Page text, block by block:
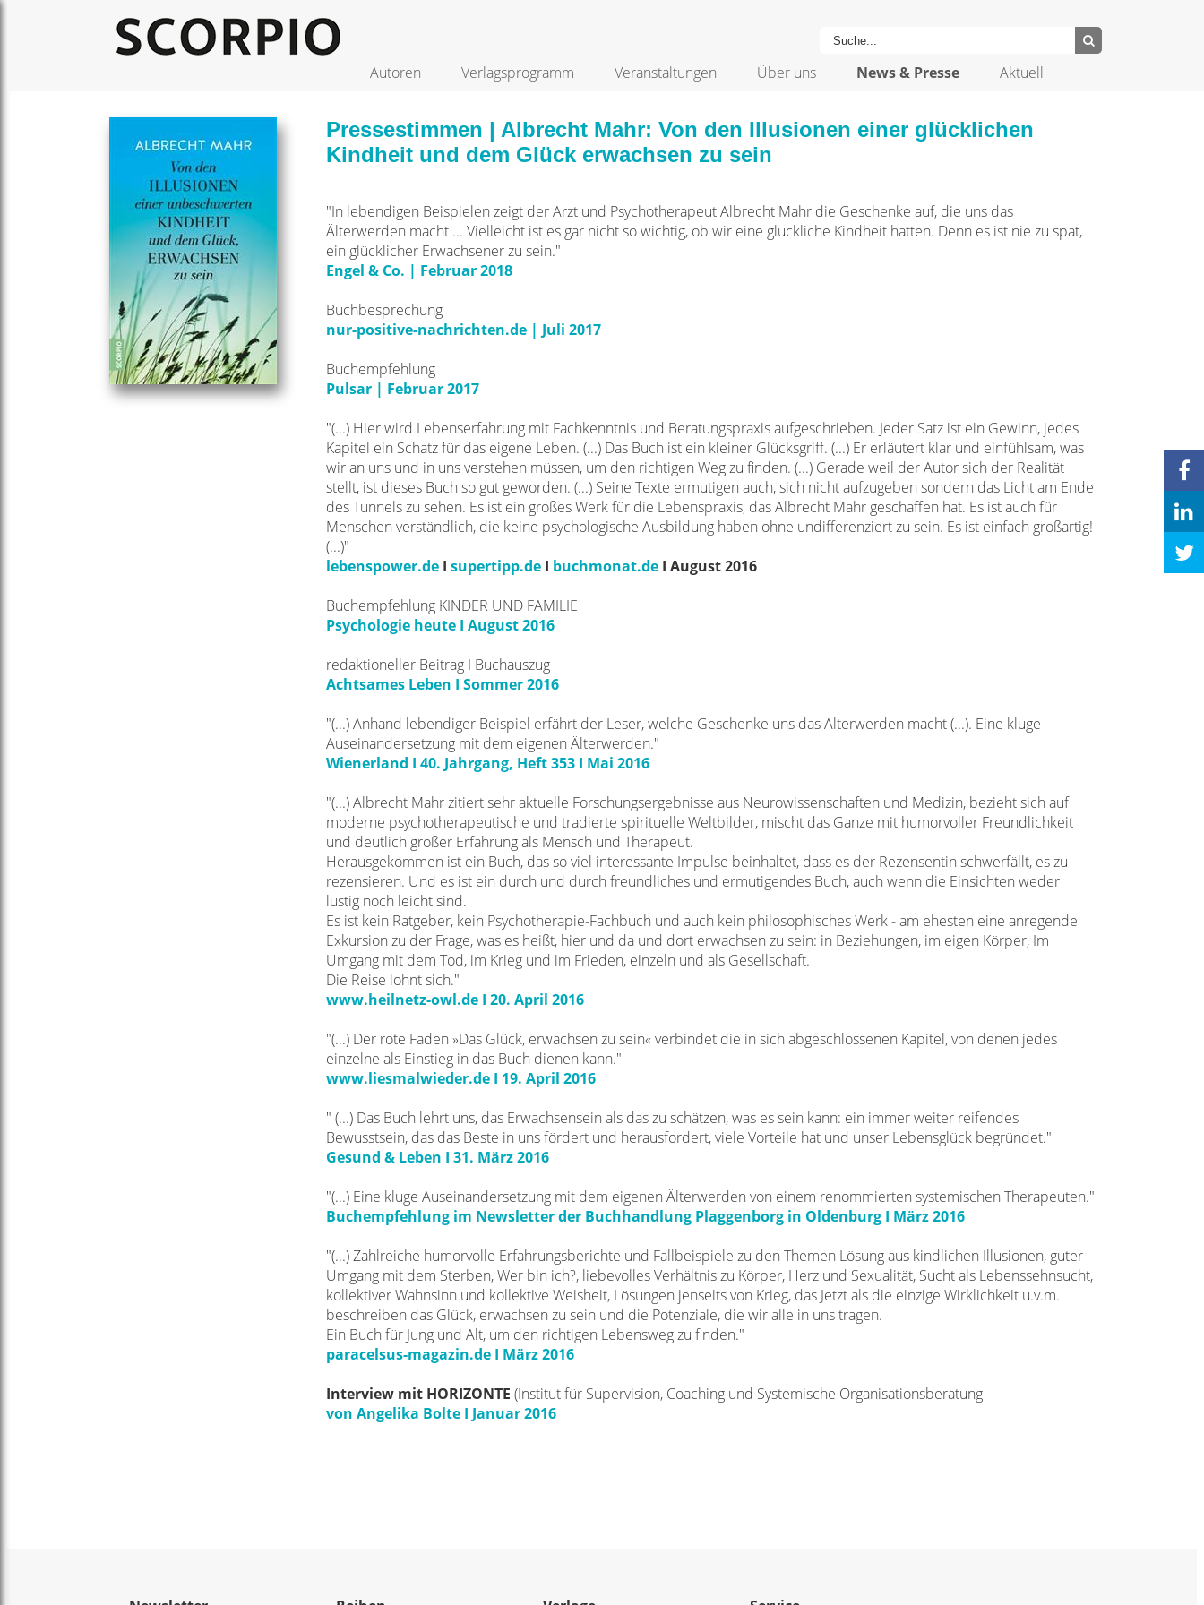
Autoren Verlagsprogramm Veranstaltungen Über uns News & Presse Aktuell
Pressestimmen | Albrecht Mahr: Von den Illusionen einer glücklichen
Kindheit und dem Glück erwachsen zu sein
"In lebendigen Beispielen zeigt der Arzt und Psychotherapeut Albrecht Mahr die Geschenke auf, die uns das
Älterwerden macht ... Vielleicht ist es gar nicht so wichtig, ob wir eine glückliche Kindheit hatten. Denn es ist nie zu spät,
ein glücklicher Erwachsener zu sein."
Engel & Co. | Februar 2018
Buchbesprechung
nur-positive-nachrichten.de | Juli 2017
Buchempfehlung
Pulsar | Februar 2017
"(...) Hier wird Lebenserfahrung mit Fachkenntnis und Beratungspraxis aufgeschrieben. Jeder Satz ist ein Gewinn, jedes
Kapitel ein Schatz für das eigene Leben. (...) Das Buch ist ein kleiner Glücksgriff. (...) Er erläutert klar und einfühlsam, was
wir an uns und in uns verstehen müssen, um den richtigen Weg zu finden. (...) Gerade weil der Autor sich der Realität
stellt, ist dieses Buch so gut geworden. (...) Seine Texte ermutigen auch, sich nicht aufzugeben sondern das Licht am Ende
des Tunnels zu sehen. Es ist ein großes Werk für die Lebenspraxis, das Albrecht Mahr geschaffen hat. Es ist auch für
Menschen verständlich, die keine psychologische Ausbildung haben ohne undifferenziert zu sein. Es ist einfach großartig!
(...)"
lebenspower.de I supertipp.de I buchmonat.de I August 2016
Buchempfehlung KINDER UND FAMILIE
Psychologie heute I August 2016
redaktioneller Beitrag I Buchauszug
Achtsames Leben I Sommer 2016
"(...) Anhand lebendiger Beispiel erfährt der Leser, welche Geschenke uns das Älterwerden macht (...). Eine kluge
Auseinandersetzung mit dem eigenen Älterwerden."
Wienerland I 40. Jahrgang, Heft 353 I Mai 2016
"(...)Albrecht Mahr zitiert sehr aktuelle Forschungsergebnisse aus Neurowissenschaften und Medizin, bezieht sich auf
moderne psychotherapeutische und tradierte spirituelle Weltbilder, mischt das Ganze mit humorvoller Freundlichkeit
und deutlich großer Erfahrung als Mensch und Therapeut.
Herausgekommen ist ein Buch, das so viel interessante Impulse beinhaltet, dass es der Rezensentin schwerfällt, es zu
rezensieren. Und es ist ein durch und durch freundliches und ermutigendes Buch, auch wenn die Einsichten weder
lustig noch leicht sind.
Es ist kein Ratgeber, kein Psychotherapie-Fachbuch und auch kein philosophisches Werk - am ehesten eine anregende
Exkursion zu der Frage, was es heißt, hier und da und dort erwachsen zu sein: in Beziehungen, im eigen Körper, Im
Umgang mit dem Tod, im Krieg und im Frieden, einzeln und als Gesellschaft.
Die Reise lohnt sich."
www.heilnetz-owl.de I 20. April 2016
"(...) Der rote Faden »Das Glück, erwachsen zu sein« verbindet die in sich abgeschlossenen Kapitel, von denen jedes
einzelne als Einstieg in das Buch dienen kann."
www.liesmalwieder.de I 19. April 2016
" (...) Das Buch lehrt uns, das Erwachsensein als das zu schätzen, was es sein kann: ein immer weiter reifendes
Bewusstsein, das das Beste in uns fördert und herausfordert, viele Vorteile hat und unser Lebensglück begründet."
Gesund & Leben I 31. März 2016
"(...) Eine kluge Auseinandersetzung mit dem eigenen Älterwerden von einem renommierten systemischen Therapeuten."
Buchempfehlung im Newsletter der Buchhandlung Plaggenborg in Oldenburg I März 2016
"(...) Zahlreiche humorvolle Erfahrungsberichte und Fallbeispiele zu den Themen Lösung aus kindlichen Illusionen, guter
Umgang mit dem Sterben, Wer bin ich?, liebevolles Verhältnis zu Körper, Herz und Sexualität, Sucht als Lebenssehnsucht,
kollektiver Wahnsinn und kollektive Weisheit, Lösungen jenseits von Krieg, das Jetzt als die einzige Wirklichkeit u.v.m.
beschreiben das Glück, erwachsen zu sein und die Potenziale, die wir alle in uns tragen.
Ein Buch für Jung und Alt, um den richtigen Lebensweg zu finden."
paracelsus-magazin.de I März 2016
Interview mit HORIZONTE (Institut für Supervision, Coaching und Systemische Organisationsberatung
von Angelika Bolte I Januar 2016